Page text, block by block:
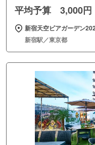
平均予算 3,000円
新宿天空ビアガーデン
新宿駅／東京都